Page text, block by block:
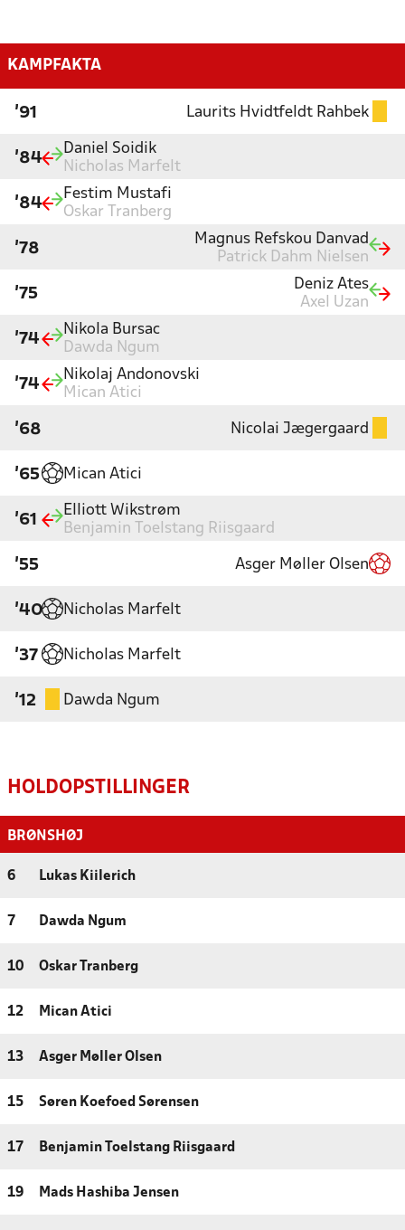
KAMPFAKTA
'91 Laurits Hvidtfeldt Rahbek
'84
Daniel Soidik
Nicholas Marfelt
'84
Festim Mustafi
Oskar Tranberg
'78
Magnus Refskou Danvad
Patrick Dahm Nielsen
'75
Deniz Ates
Axel Uzan
'74
Nikola Bursac
Dawda Ngum
'74
Nikolaj Andonovski
Mican Atici
'68 Nicolai Jægergaard
'65 Mican Atici
'61
Elliott Wikstrøm
Benjamin Toelstang Riisgaard
'55 Asger Møller Olsen
'40 Nicholas Marfelt
'37 Nicholas Marfelt
'12 Dawda Ngum
HOLDOPSTILLINGER
BRØNSHØJ
6 Lukas Kiilerich
7 Dawda Ngum
10 Oskar Tranberg
12 Mican Atici
13 Asger Møller Olsen
15 Søren Koefoed Sørensen
17 Benjamin Toelstang Riisgaard
19 Mads Hashiba Jensen